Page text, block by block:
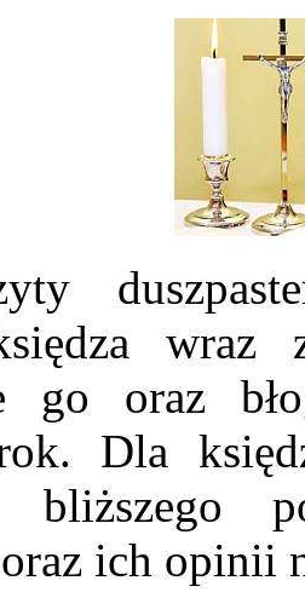
wraz
go oraz
Dla
bliższego
ich opinii